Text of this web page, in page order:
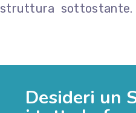
sottostante.
Desideri un